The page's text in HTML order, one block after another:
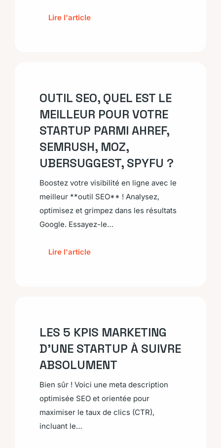
Lire l'article
OUTIL SEO, QUEL EST LE
MEILLEUR POUR VOTRE
STARTUP PARMI AHREF,
SEMRUSH, MOZ,
UBERSUGGEST, SPYFU ?
Boostez votre visibilité en ligne avec le
meilleur **outil SEO** ! Analysez,
optimisez et grimpez dans les résultats
Google. Essayez-le…
Lire l'article
LES 5 KPIS MARKETING
D’UNE STARTUP À SUIVRE
ABSOLUMENT
Bien sûr ! Voici une meta description
optimisée SEO et orientée pour
maximiser le taux de clics (CTR),
incluant le…